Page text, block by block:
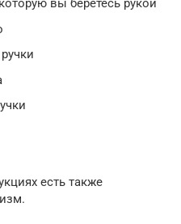
вы беретесь рукой
есть также